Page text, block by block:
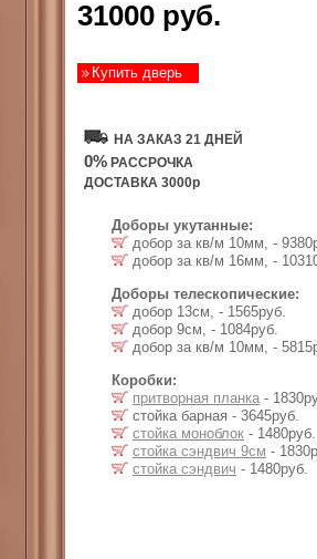
31000 руб.
Купить дверь
НА ЗАКАЗ 21 ДНЕЙ
0% РАССРОЧКА
ДОСТАВКА 3000р
Доборы укутанные:
добор за кв/м 10мм, -
добор за кв/м 16мм, -
Доборы телескопические:
добор 13см, - 1565руб.
добор 9см, - 1084руб.
добор за кв/м 10мм, -
Коробки:
притворная планка -
стойка барная - 3645руб.
стойка моноблок - 1480руб.
стойка сэндвич 9см -
стойка сэндвич - 1480руб.